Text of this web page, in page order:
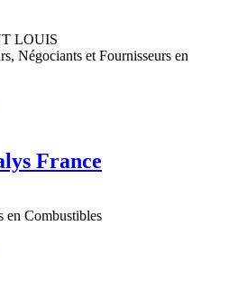
LOUIS
Négociants et Fournisseurs en
France
en Combustibles